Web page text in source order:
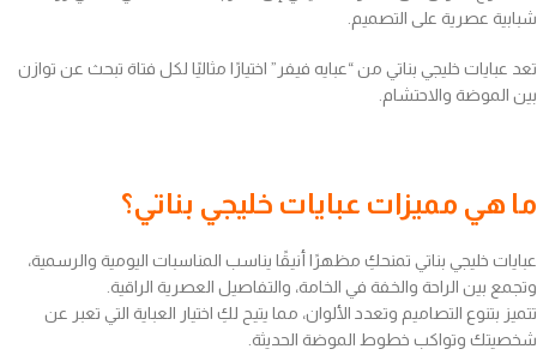
شبابية عصرية على التصميم.
تعد عبايات خليجي بناتي من “عبايه فيفر” اختيارًا مثاليًا لكل فتاة تبحث عن توازن
بين الموضة والاحتشام.
ما هي مميزات عبايات خليجي بناتي؟
عبايات خليجي بناتي تمنحكِ مظهرًا أنيقًا يناسب المناسبات اليومية والرسمية،
وتجمع بين الراحة والخفة في الخامة، والتفاصيل العصرية الراقية.
تتميز بتنوع التصاميم وتعدد الألوان، مما يتيح لكِ اختيار العباية التي تعبر عن
شخصيتك وتواكب خطوط الموضة الحديثة.